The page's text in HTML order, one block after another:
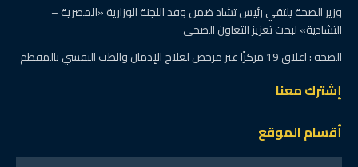
وزير الصحة يلتقي رئيس تشاد ضمن وفد اللجنة الوزارية «المصرية –
التشادية» لبحث تعزيز التعاون الصحي
الصحة : اغلاق 19 مركزًا غير مرخص لعلاج الإدمان والطب النفسي بالمقطم
إشترك معنا
أقسام الموقع